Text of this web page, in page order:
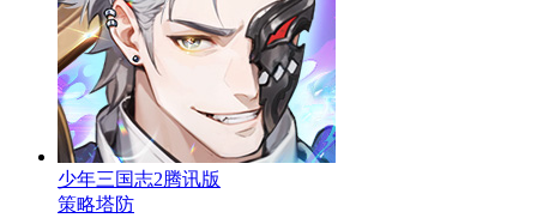
少年三国志2腾讯版
策略塔防